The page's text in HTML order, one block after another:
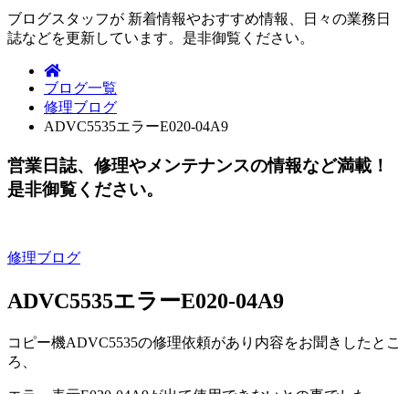
ブログスタッフが 新着情報やおすすめ情報、日々の業務日
誌などを更新しています。是非御覧ください。
ブログ一覧
修理ブログ
ADVC5535エラーE020-04A9
営業日誌、修理やメンテナンスの情報など満載！
是非御覧ください。
修理ブログ
ADVC5535エラーE020-04A9
コピー機ADVC5535の修理依頼があり内容をお聞きしたとこ
ろ、